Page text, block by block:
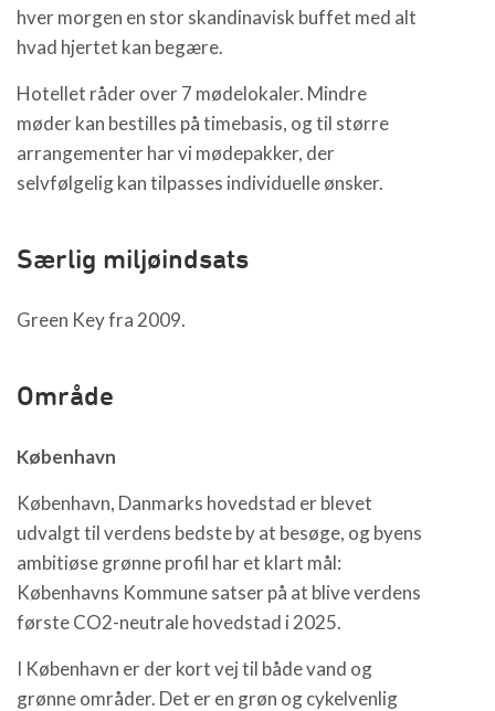
hver morgen en stor skandinavisk buffet med alt
hvad hjertet kan begære.
Hotellet råder over 7 mødelokaler. Mindre
møder kan bestilles på timebasis, og til større
arrangementer har vi mødepakker, der
selvfølgelig kan tilpasses individuelle ønsker.
Særlig miljøindsats
Green Key fra 2009.
Område
København
København, Danmarks hovedstad er blevet
udvalgt til verdens bedste by at besøge, og byens
ambitiøse grønne profil har et klart mål:
Københavns Kommune satser på at blive verdens
første CO2-neutrale hovedstad i 2025.
I København er der kort vej til både vand og
grønne områder. Det er en grøn og cykelvenlig